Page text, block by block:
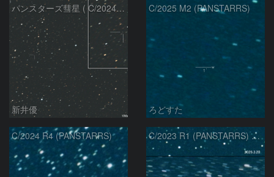
パンスターズ彗星 ( C/2024R4 )：2026/07/27
新井優
C/2025 M2 (PANSTARRS)
ろどすた
C/2024 R4 (PANSTARRS) C/2023 R1 (PANSTARRS) の変化